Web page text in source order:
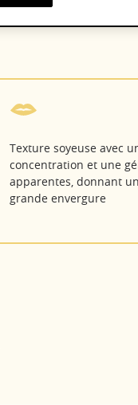
Texture soyeuse avec
concentration et une
apparentes, donnant
grande envergure